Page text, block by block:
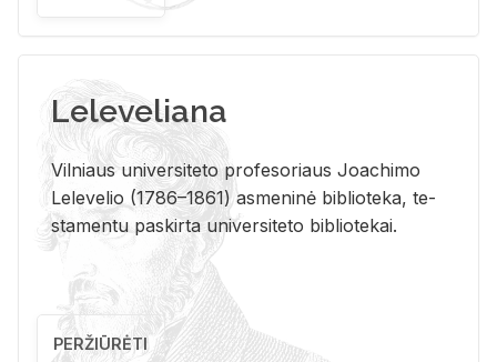
Leleveliana
Vil­niaus uni­ver­si­te­to pro­fe­so­riaus Jo­a­chi­mo
Le­le­ve­lio (1786–1861) as­me­ni­nė bi­b­lio­te­ka, te­
sta­men­tu pa­skir­ta uni­ver­si­te­to bi­b­lio­te­kai.
PERŽIŪRĖTI